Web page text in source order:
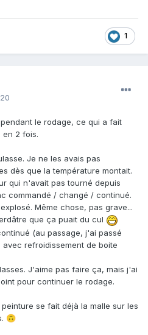
1
le rodage, ce qui a fait
en 2 fois.
Je ne les avais pas
dès que la température montait.
qui n'avait pas tourné depuis
commandé / changé / continué.
Même chose, pas grave...
que ça puait du cul
(au passage, j'ai passé
refroidissement de boite
J'aime pas faire ça, mais j'ai
pour continuer le rodage.
se fait déjà la malle sur les
🙃